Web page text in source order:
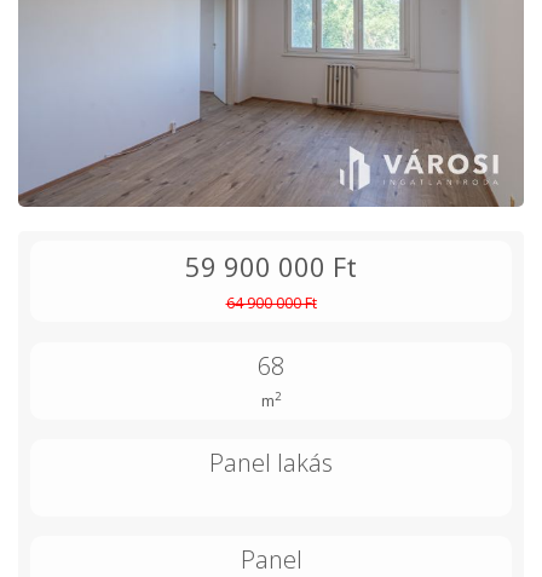
59 900 000 Ft
64 900 000 Ft
68
m2
Panel lakás
Panel